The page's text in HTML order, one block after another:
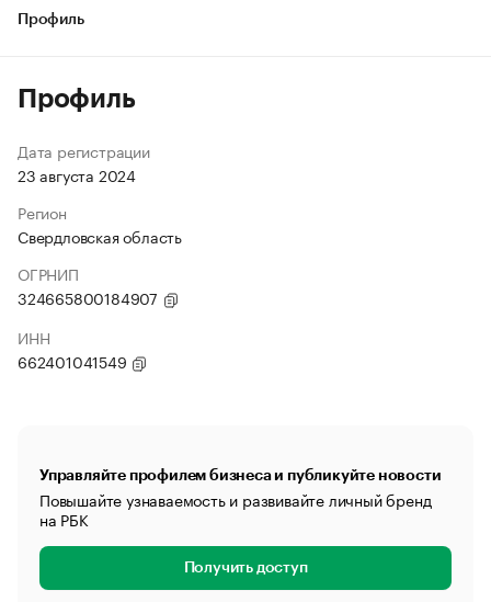
Профиль
Профиль
Дата регистрации
23 августа 2024
Регион
Свердловская область
ОГРНИП
324665800184907
ИНН
662401041549
Управляйте профилем бизнеса и публикуйте новости
Повышайте узнаваемость и развивайте личный бренд
на РБК
Получить доступ